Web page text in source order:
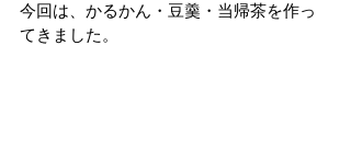
今回は、かるかん・豆羹・当帰茶を作っ
てきました。